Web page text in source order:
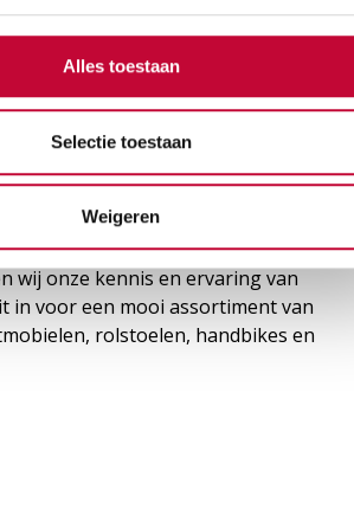
Alles toestaan
Selectie toestaan
Weigeren
you
mobiliteitsproducten via
dealers in Nederland.
wij onze kennis en ervaring van
in voor een mooi assortiment van
rolstoelen, handbikes en